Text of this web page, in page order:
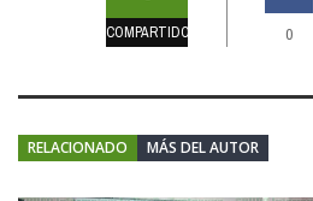
COMPARTIDOS 0
RELACIONADO MÁS DEL AUTOR